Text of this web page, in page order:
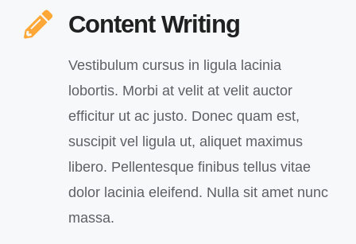
Content Writing
Vestibulum cursus in ligula lacinia
lobortis. Morbi at velit at velit auctor
efficitur ut ac justo. Donec quam est,
suscipit vel ligula ut, aliquet maximus
libero. Pellentesque finibus tellus vitae
dolor lacinia eleifend. Nulla sit amet nunc
massa.